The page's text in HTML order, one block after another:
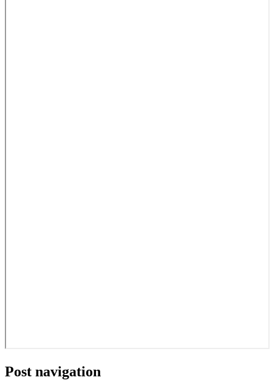
Post navigation